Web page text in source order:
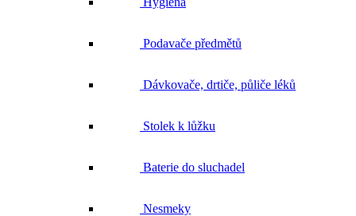
Podavače předmětů
Dávkovače, drtiče, půliče léků
Stolek k lůžku
Baterie do sluchadel
Nesmeky